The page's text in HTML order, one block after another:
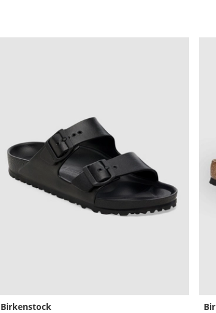
Birkenstock